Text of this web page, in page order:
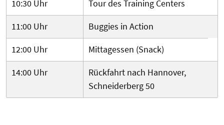
10:30 Uhr
Tour des Training Centers
11:00 Uhr
Buggies in Action
12:00 Uhr
Mittagessen (Snack)
14:00 Uhr
Rückfahrt nach Hannover,
Schneiderberg 50